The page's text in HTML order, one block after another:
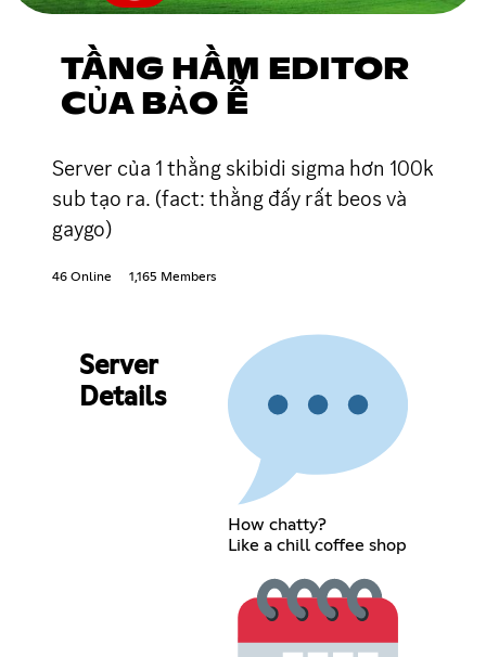
TẦNG HẦM EDITOR
CỦA BẢO Ễ
Server của 1 thằng skibidi sigma hơn 100k
sub tạo ra. (fact: thằng đấy rất beos và
gaygo)
46 Online 1,165 Members
Server
Details
How chatty?
Like a chill coffee shop